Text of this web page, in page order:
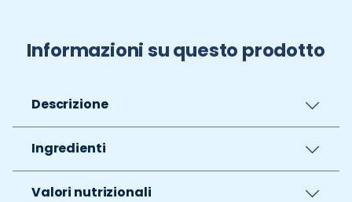
Informazioni su questo prodotto
Descrizione
Ingredienti
Valori nutrizionali